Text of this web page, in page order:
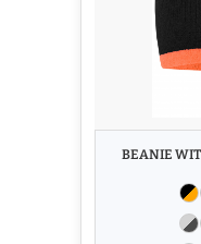
BEANIE